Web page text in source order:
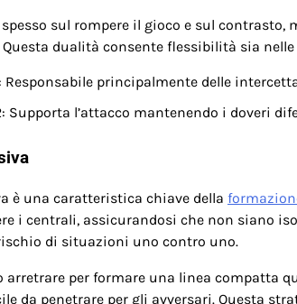
sul rompere il gioco e sul contrasto,
dualità consente flessibilità sia
Responsabile principalmente delle
Supporta l’attacco mantenendo i doveri
è una caratteristica chiave della
i centrali, assicurandosi che non siano
di situazioni uno contro uno.
per formare una linea compatta
da penetrare per gli avversari. Questa